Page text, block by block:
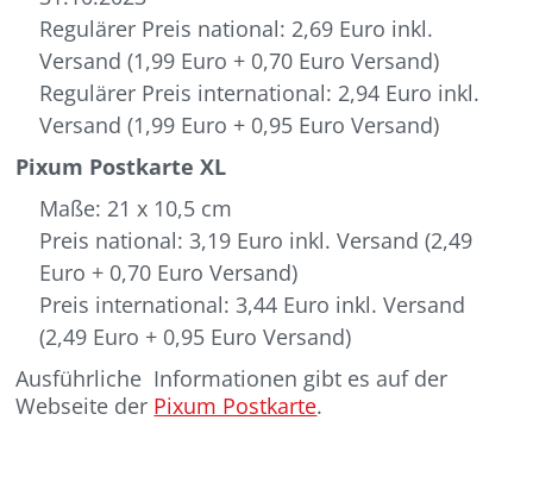
Regulärer Preis national: 2,69 Euro inkl.
Versand (1,99 Euro + 0,70 Euro Versand)
Regulärer Preis international: 2,94 Euro inkl.
Versand (1,99 Euro + 0,95 Euro Versand)
Pixum Postkarte XL
Maße: 21 x 10,5 cm
Preis national: 3,19 Euro inkl. Versand (2,49
Euro + 0,70 Euro Versand)
Preis international: 3,44 Euro inkl. Versand
(2,49 Euro + 0,95 Euro Versand)
Ausführliche Informationen gibt es auf der
Webseite der Pixum Postkarte.